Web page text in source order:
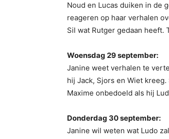
Noud en Lucas duiken in de
reageren op haar verhalen
Sil wat Rutger gedaan heeft.
Woensdag 29 september:
Janine weet verhalen te
hij Jack, Sjors en Wiet
Maxime onbedoeld als hij
Donderdag 30 september:
Janine wil weten wat Ludo